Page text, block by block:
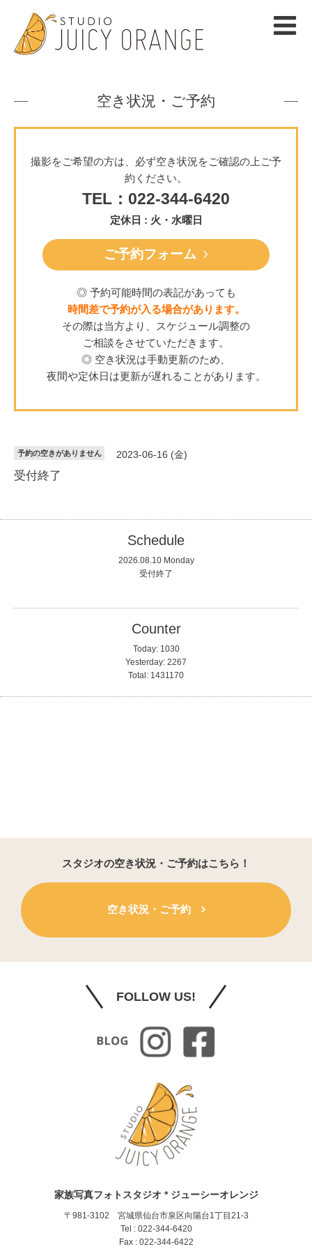
空き状況・ご予約
撮影をご希望の方は、必ず空き状況をご確認の上ご予
約ください。
TEL：022-344-6420
定休日 : 火・水曜日
ご予約フォーム
◎ 予約可能時間の表記があっても
時間差で予約が入る場合があります。
その際は当方より、スケジュール調整の
ご相談をさせていただきます。
◎ 空き状況は手動更新のため、
夜間や定休日は更新が遅れることがあります。
予約の空きがありません 2023-06-16 (金)
受付終了
Schedule
2026.08.10 Monday
受付終了
Counter
Today: 1030
Yesterday: 2267
Total: 1431170
スタジオの空き状況・ご予約はこちら！
空き状況・ご予約
FOLLOW US!
家族写真フォトスタジオ * ジューシーオレンジ
〒981-3102 宮城県仙台市泉区向陽台1丁目21-3
Tel : 022-344-6420
Fax : 022-344-6422